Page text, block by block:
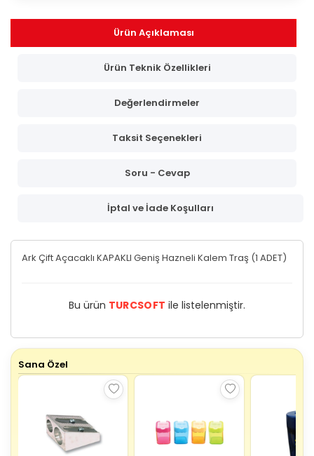
Ürün Açıklaması
Ürün Teknik Özellikleri
Değerlendirmeler
Taksit Seçenekleri
Soru - Cevap
İptal ve İade Koşulları
Ark Çift Açacaklı KAPAKLI Geniş Hazneli Kalem Traş (1 ADET)
Bu ürün TURCSOFT ile listelenmiştir.
Sana Özel